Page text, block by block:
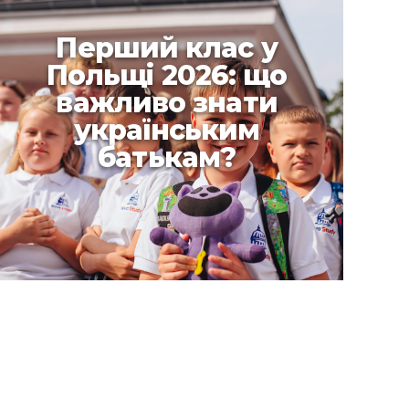
Перший клас у
Польщі 2026: що
важливо знати
українським
батькам?